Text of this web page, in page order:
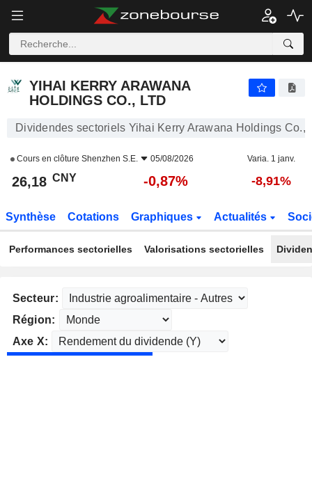
YIHAI KERRY ARAWANA
HOLDINGS CO., LTD
Dividendes sectoriels Yihai Kerry Arawana Holdings Co.,
Cours en clôture Shenzhen S.E. 05/08/2026 Varia. 1 janv.
26,18 CNY -0,87% -8,91%
Synthèse Cotations Graphiques Actualités
Performances sectorielles Valorisations sectorielles
Secteur:
Région:
Axe X: